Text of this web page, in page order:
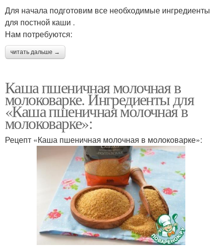
Для начала подготовим все необходимые ингредиенты
для постной каши .
Нам потребуются:
читать дальше →
Каша пшеничная молочная в
молоковарке. Ингредиенты для
«Каша пшеничная молочная в
молоковарке»:
Рецепт «Каша пшеничная молочная в молоковарке»: